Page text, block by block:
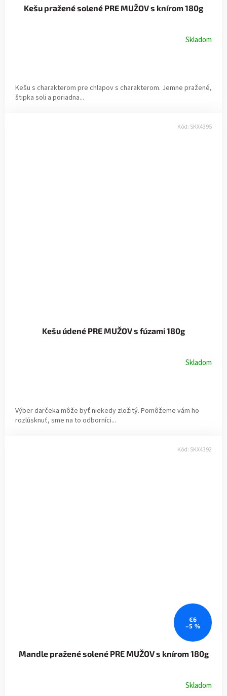
Kešu pražené solené PRE MUŽOV s knírom 180g
Skladom
Kešu s charakterom pre chlapov s charakterom. Jemne pražené,
štipka soli a poriadna...
Kešu údené PRE MUŽOV s fúzami 180g
Skladom
Výber darčeka môže byť niekedy zložitý. Pomôžeme vám ho
rozlúsknuť, sme na to odborníci...
Kód: SKX4395
€6
–5 %
Mandle pražené solené PRE MUŽOV s knírom 180g
Skladom
Kód: SKX4392